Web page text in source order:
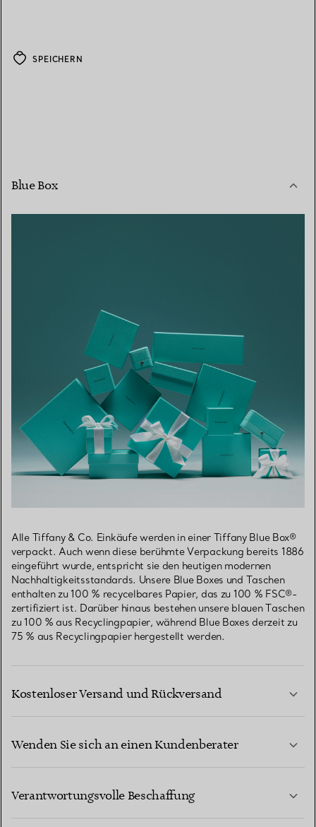
SPEICHERN
Blue Box
Alle Tiffany & Co. Einkäufe werden in einer Tiffany Blue Box®
verpackt. Auch wenn diese berühmte Verpackung bereits 1886
eingeführt wurde, entspricht sie den heutigen modernen
Nachhaltigkeitsstandards. Unsere Blue Boxes und Taschen
enthalten zu 100 % recycelbares Papier, das zu 100 % FSC®-
zertifiziert ist. Darüber hinaus bestehen unsere blauen Taschen
zu 100 % aus Recyclingpapier, während Blue Boxes derzeit zu
75 % aus Recyclingpapier hergestellt werden.
Kostenloser Versand und Rückversand
Wenden Sie sich an einen Kundenberater
Verantwortungsvolle Beschaffung